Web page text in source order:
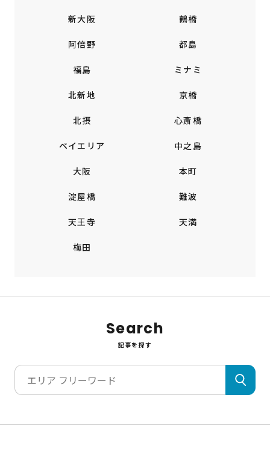
新大阪 鶴橋
阿倍野 都島
福島 ミナミ
北新地 京橋
北摂 心斎橋
ベイエリア 中之島
大阪 本町
淀屋橋 難波
天王寺 天満
梅田
Search
記事を探す